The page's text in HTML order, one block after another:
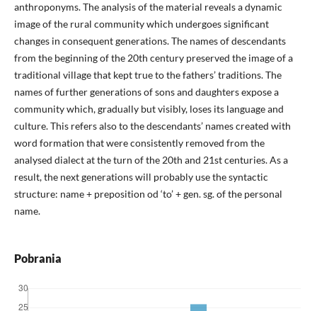
anthroponyms. The analysis of the material reveals a dynamic
image of the rural community which undergoes significant
changes in consequent generations. The names of descendants
from the beginning of the 20th century preserved the image of a
traditional village that kept true to the fathers’ traditions. The
names of further generations of sons and daughters expose a
community which, gradually but visibly, loses its language and
culture. This refers also to the descendants’ names created with
word formation that were consistently removed from the
analysed dialect at the turn of the 20th and 21st centuries. As a
result, the next generations will probably use the syntactic
structure: name + preposition od ‘to’ + gen. sg. of the personal
name.
Pobrania